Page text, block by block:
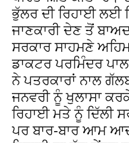
ਭੁੱਲਰ ਦੀ ਰਿਹਾਈ ਲਈ
ਜਾਣਕਾਰੀ ਦੇਣ ਤੋਂ
ਸਰਕਾਰ ਸਾਹਮਣੇ
ਡਾਕਟਰ ਪਰਮਿੰਦਰ
ਨੇ ਪਤਰਕਾਰਾਂ ਨਾਲ
ਜਨਵਰੀ ਨੂੰ ਖੁਲਾਸਾ
ਰਿਹਾਈ ਮਤੇ ਨੂੰ ਦਿੱਲੀ
ਪਰ ਬਾਰ-ਬਾਰ ਆਮ